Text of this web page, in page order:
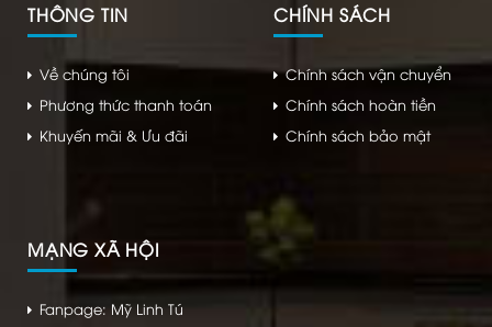
THÔNG TIN
Về chúng tôi
Phương thức thanh toán
Khuyến mãi & Ưu đãi
CHÍNH SÁCH
Chính sách vận chuyển
Chính sách hoàn tiền
Chính sách bảo mật
MẠNG XÃ HỘI
Fanpage: Mỹ Linh Tú